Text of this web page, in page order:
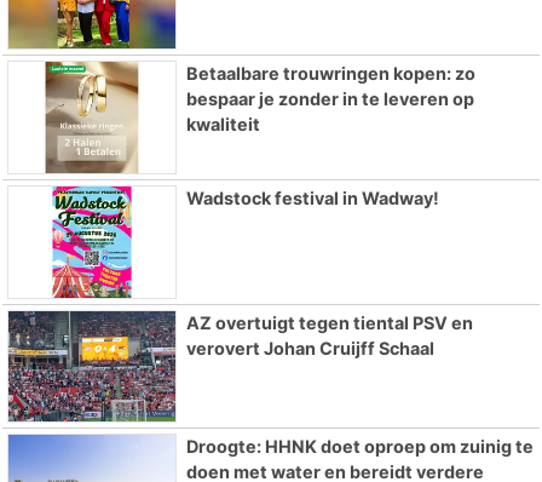
Betaalbare trouwringen kopen: zo
bespaar je zonder in te leveren op
kwaliteit
Wadstock festival in Wadway!
AZ overtuigt tegen tiental PSV en
verovert Johan Cruijff Schaal
Droogte: HHNK doet oproep om zuinig te
doen met water en bereidt verdere